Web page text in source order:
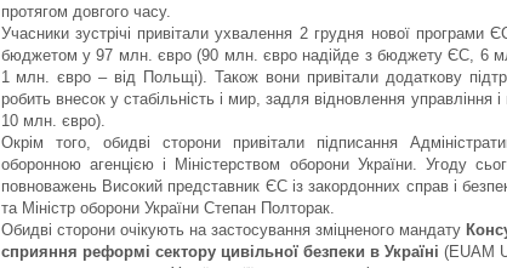
протягом довгого часу.
Учасники зустрічі привітали ухвалення 2 грудня нової програми ЄС
бюджетом у 97 млн. євро (90 млн. євро надійде з бюджету ЄС, 6
1 млн. євро – від Польщі). Також вони привітали додаткову
робить внесок у стабільність і мир, задля відновлення управління
10 млн. євро).
Окрім того, обидві сторони привітали підписання
оборонною агенцією і Міністерством оборони України. Угоду
повноважень Високий представник ЄС із закордонних справ і
та Міністр оборони України Степан Полторак.
Обидві сторони очікують на застосування зміцненого мандату
сприяння реформі сектору цивільної безпеки в Україні (EUAM